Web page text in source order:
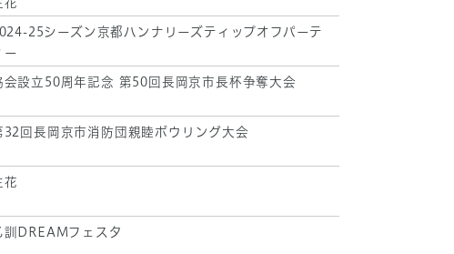
花
25シーズン京都ハンナリーズティップオフパーテ
ー
会設立50周年記念 第50回長岡京市長杯争奪大会
32回長岡京市消防団親睦ボウリング大会
花
訓DREAMフェスタ